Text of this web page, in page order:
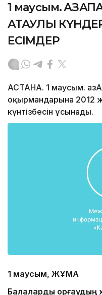
1 маусым.
АТАУЛЫ
ЕСІМДЕР
АСТАНА. 1 маусым.
оқырмандарына 2012
күнтізбесін ұсынады.
1 маусым, ЖҰМА
Балаларды қорғаудың